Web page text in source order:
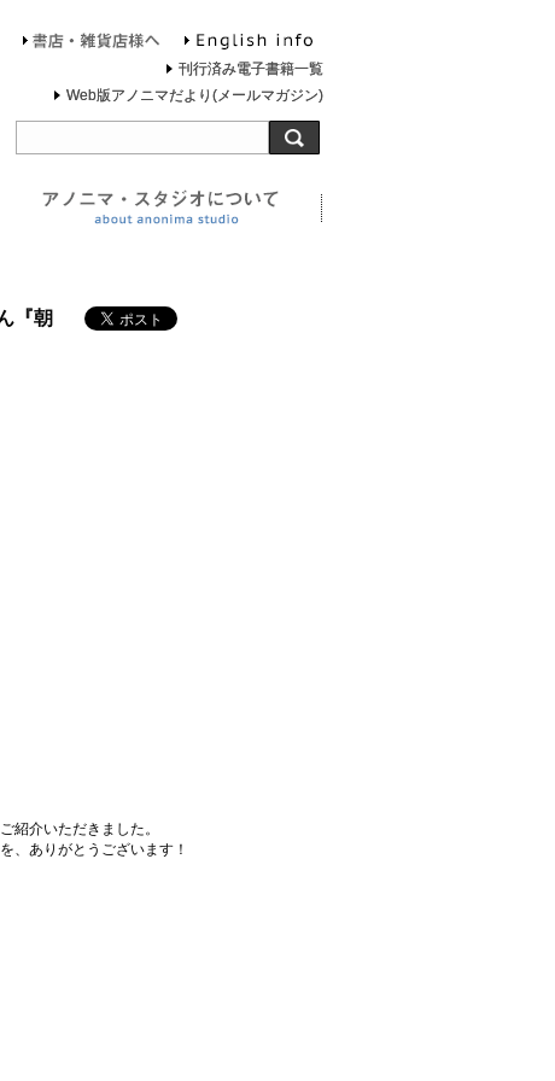
する灯台について
お問合せ 書店・雑貨店様へ
刊行済み電子書籍一覧
Web版アノニマだより(メールマガジン)
『朝
紹介いただきました。
、ありがとうございます！